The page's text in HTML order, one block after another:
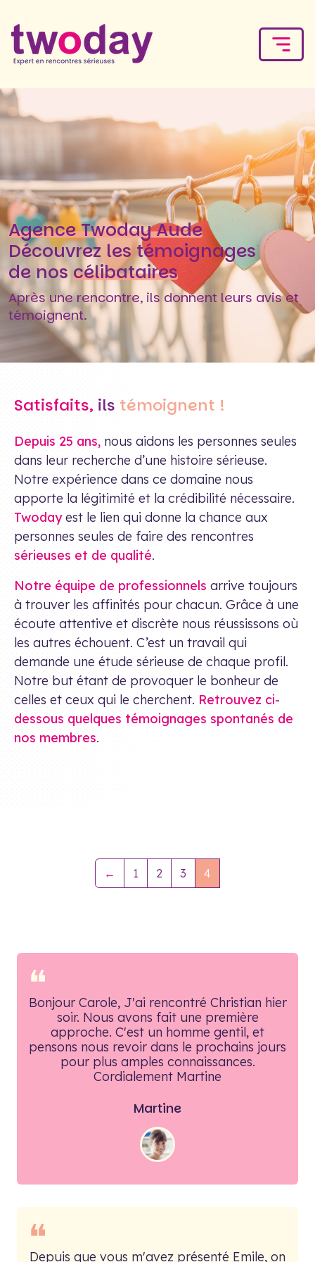
Agence Twoday Aude
Découvrez les témoignages
de noscélibataires
Après une rencontre, ils donnent leurs avis et
témoignent.
Satisfaits, ils témoignent !
Depuis 25 ans, nous aidons les personnes seules
dans leur recherche d’une histoire sérieuse.
Notre expérience dans ce domaine nous
apporte la légitimité et la crédibilité nécessaire.
Twodayest le lien qui donne la chance aux
personnes seules de faire des rencontres
sérieuses et de qualité.
Notre équipe de professionnels arrive toujours
à trouver les affinités pour chacun. Grâce à une
écoute attentive et discrète nous réussissons où
les autres échouent. C’est un travail qui
demande une étude sérieuse de chaque profil.
Notre but étant de provoquer le bonheur de
celles et ceux qui le cherchent. Retrouvez ci-
dessous quelques témoignages spontanés de
nos membres.
← 1 2 3 4
❝
Bonjour Carole, J'ai rencontré Christian hier
soir. Nous avons fait une première
approche. C'est un homme gentil, et
pensons nous revoir dans le prochains jours
pour plus amples connaissances.
Cordialement Martine
Martine
❝
Depuis que vous m'avez présenté Emile, on